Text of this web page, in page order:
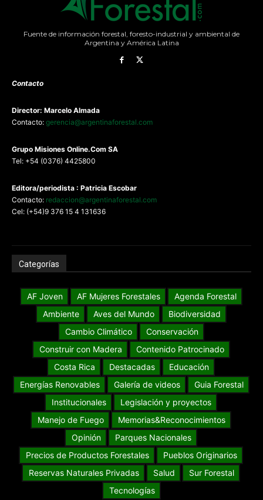
Fuente de información forestal, foresto-industrial y ambiental de
Argentina y América Latina
Contacto
Director: Marcelo Almada
Contacto: gerencia@argentinaforestal.com
Grupo Misiones Online.Com SA
Tel: +54 (0376) 4425800
Editora/periodista : Patricia Escobar
Contacto: redaccion@argentinaforestal.com
Cel: (+54)9 376 15 4 131636
Categorías
AF Joven AF Mujeres Forestales
Agenda Forestal
Ambiente
Aves del Mundo
Biodiversidad
Cambio Climático
Conservación
Construir con Madera
Contenido Patrocinado
Costa Rica
Destacadas
Educación
Energías Renovables
Galería de videos
Guia Forestal
Institucionales
Legislación y proyectos
Manejo de Fuego
Memorias&Reconocimientos
Opinión
Parques Nacionales
Precios de Productos Forestales
Pueblos Originarios
Reservas Naturales Privadas
Salud
Sur Forestal
Tecnologías